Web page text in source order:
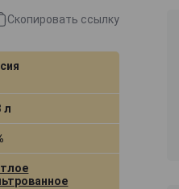
Скопировать ссылку
л